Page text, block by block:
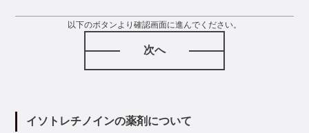
1. 「本サービス」とは、当社が企画・運営するオンライン診療等を
支援するオンライン医療活用支援サービスをいいます。
2. 「本サイト等」とは、当社が、本サービスを提供するためのウェ
4. 「登録医療機関等」とは、本サイト等に登録しており、利用者に
以下のボタンより確認画面に進んでください。
次へ
イソトレチノインの薬剤について